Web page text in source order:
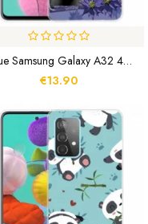
Coque Samsung Galaxy A32 4G Papillon Royal
€13.90